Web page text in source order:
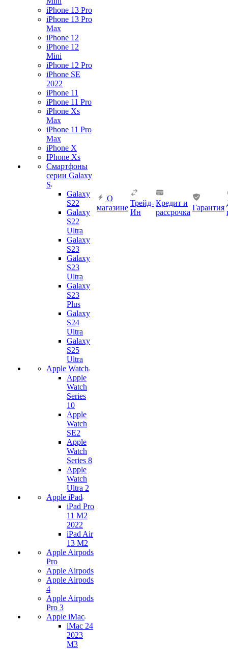
iPhone 13 Pro
iPhone 13 Pro
Max
iPhone 12
iPhone 12
Mini
iPhone 12 Pro
iPhone SE
2022
iPhone 11
iPhone 11 Pro
iPhone Xs
Max
iPhone 11 Pro
Max
iPhone X
IPhone Xs
Смартфоны
серии Galaxy
S
Galaxy
S22
Galaxy
S22
Ultra
Galaxy
S23
Galaxy
S23
Ultra
Galaxy
S23
Plus
Galaxy
S24
Ultra
Galaxy
S25
Ultra
Apple Watch
Apple
Watch
Series
10
Apple
Watch
SE2
Apple
Watch
Series 8
Apple
Watch
Ultra 2
Apple iPad
iPad Pro
11 M2
2022
iPad Air
13 M2
Apple Airpods
Pro
Apple Airpods
Apple Airpods
4
Apple Airpods
Pro 3
Apple iMac
iMac 24
2023
M3
О
магазине
Трейд-
Ин
Кредит и
рассрочка
Гарантия